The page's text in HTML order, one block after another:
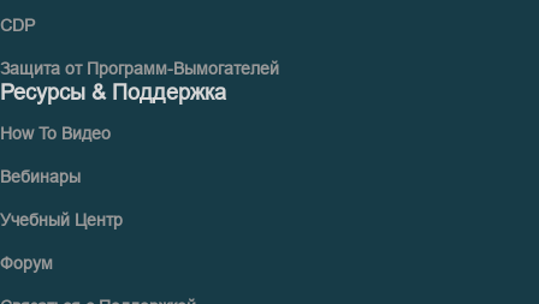
CDP
Защита от Программ-Вымогателей
Ресурсы & Поддержка
How To Видео
Вебинары
Учебный Центр
Форум